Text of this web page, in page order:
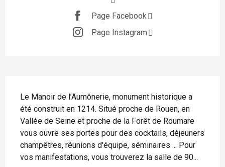
Page Facebook
Page Instagram
Le Manoir de l’Aumônerie, monument historique a
été construit en 1214. Situé proche de Rouen, en
Vallée de Seine et proche de la Forêt de Roumare
vous ouvre ses portes pour des cocktails, déjeuners
champêtres, réunions d'équipe, séminaires ... Pour
vos manifestations, vous trouverez la salle de 90...